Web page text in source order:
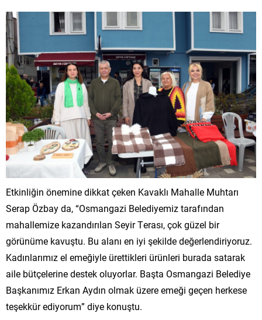
Etkinliğin önemine dikkat çeken Kavaklı Mahalle Muhtarı
Serap Özbay da, “Osmangazi Belediyemiz tarafından
mahallemize kazandırılan Seyir Terası, çok güzel bir
görünüme kavuştu. Bu alanı en iyi şekilde değerlendiriyoruz.
Kadınlarımız el emeğiyle ürettikleri ürünleri burada satarak
aile bütçelerine destek oluyorlar. Başta Osmangazi Belediye
Başkanımız Erkan Aydın olmak üzere emeği geçen herkese
teşekkür ediyorum” diye konuştu.